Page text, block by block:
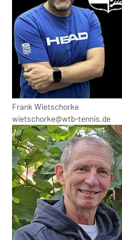
Frank Wietschorke
wietschorke@wtb-tennis.de
Show larger version